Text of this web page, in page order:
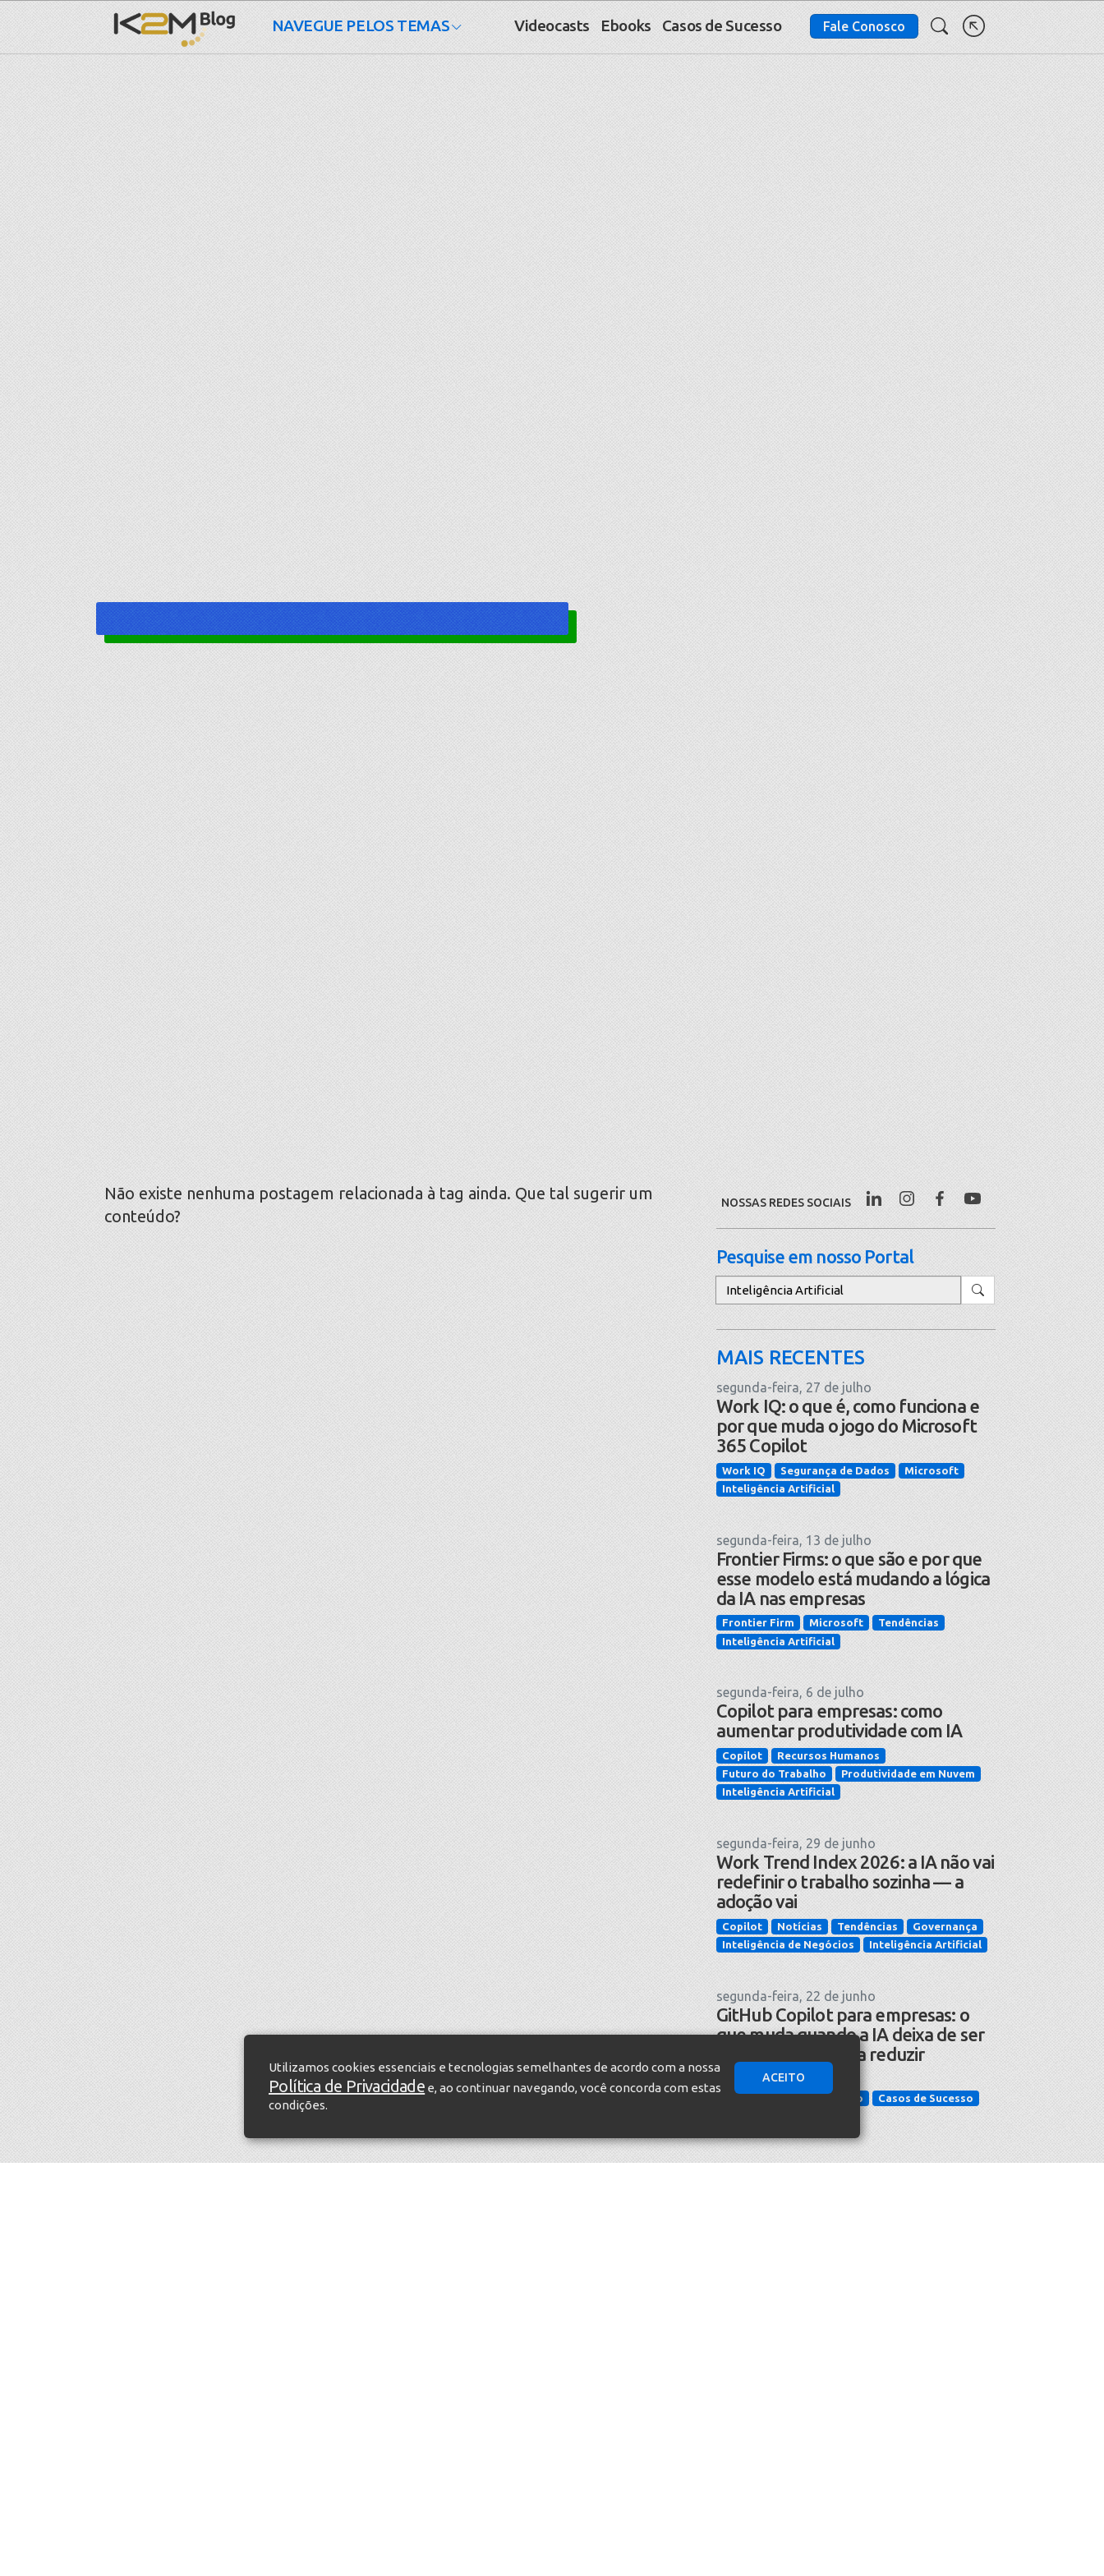
NAVEGUE PELOS TEMAS Videocasts Ebooks Casos de Sucesso Fale Conosco
Não existe nenhuma postagem relacionada à tag ainda. Que tal sugerir um
conteúdo?
NOSSAS REDES SOCIAIS
Pesquise em nosso Portal
Pesquisar
MAIS RECENTES
segunda-feira, 27 de julho
Work IQ: o que é, como funciona e
por que muda o jogo do Microsoft
365 Copilot
Work IQ Segurança de Dados
Microsoft
Inteligência Artificial
segunda-feira, 13 de julho
Frontier Firms: o que são e por que
esse modelo está mudando a lógica
da IA nas empresas
Frontier Firm Microsoft
Tendências
Inteligência Artificial
segunda-feira, 6 de julho
Copilot para empresas: como
aumentar produtividade com IA
Copilot
Recursos Humanos
Futuro do Trabalho
Produtividade em Nuvem
Inteligência Artificial
segunda-feira, 29 de junho
Work Trend Index 2026: a IA não vai
redefinir o trabalho sozinha — a
adoção vai
Copilot Notícias Tendências
Governança
Inteligência de Negócios
Inteligência Artificial
segunda-feira, 22 de junho
GitHub Copilot para empresas: o
que muda quando a IA deixa de ser
promessa e passa a reduzir
incidentes
Tecnologia da Informação
Casos de Sucesso
Utilizamos cookies essenciais e tecnologias semelhantes de acordo com a nossa
Política de Privacidade e, ao continuar navegando, você concorda com estas
condições.
ACEITO